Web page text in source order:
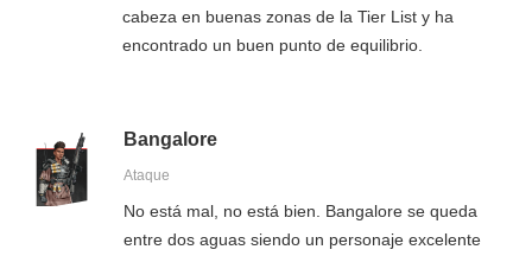
cabeza en buenas zonas de la Tier List y ha
encontrado un buen punto de equilibrio.
Bangalore
Ataque
No está mal, no está bien. Bangalore se queda
entre dos aguas siendo un personaje excelente